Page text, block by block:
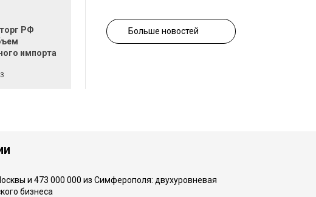
РФ
импорта
Больше новостей
и 473 000 000 из Симферополя: двухуровневая
бизнеса